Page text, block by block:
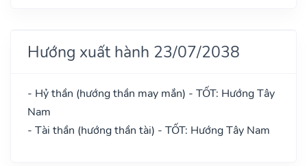
Hướng xuất hành 23/07/2038
- Hỷ thần (hướng thần may mắn) - TỐT: Hướng Tây
Nam
- Tài thần (hướng thần tài) - TỐT: Hướng Tây Nam